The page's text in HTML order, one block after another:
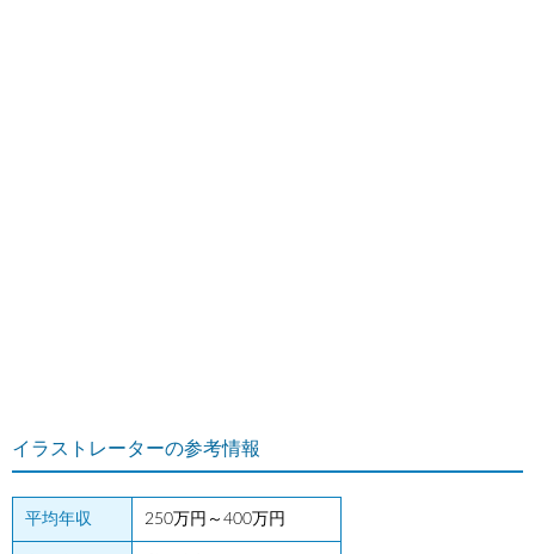
イラストレーターの参考情報
平均年収 250万円～400万円